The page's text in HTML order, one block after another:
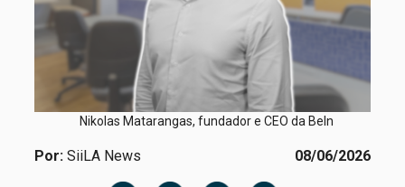
Nikolas Matarangas, fundador e CEO da BeIn
Por: SiiLA News 08/06/2026